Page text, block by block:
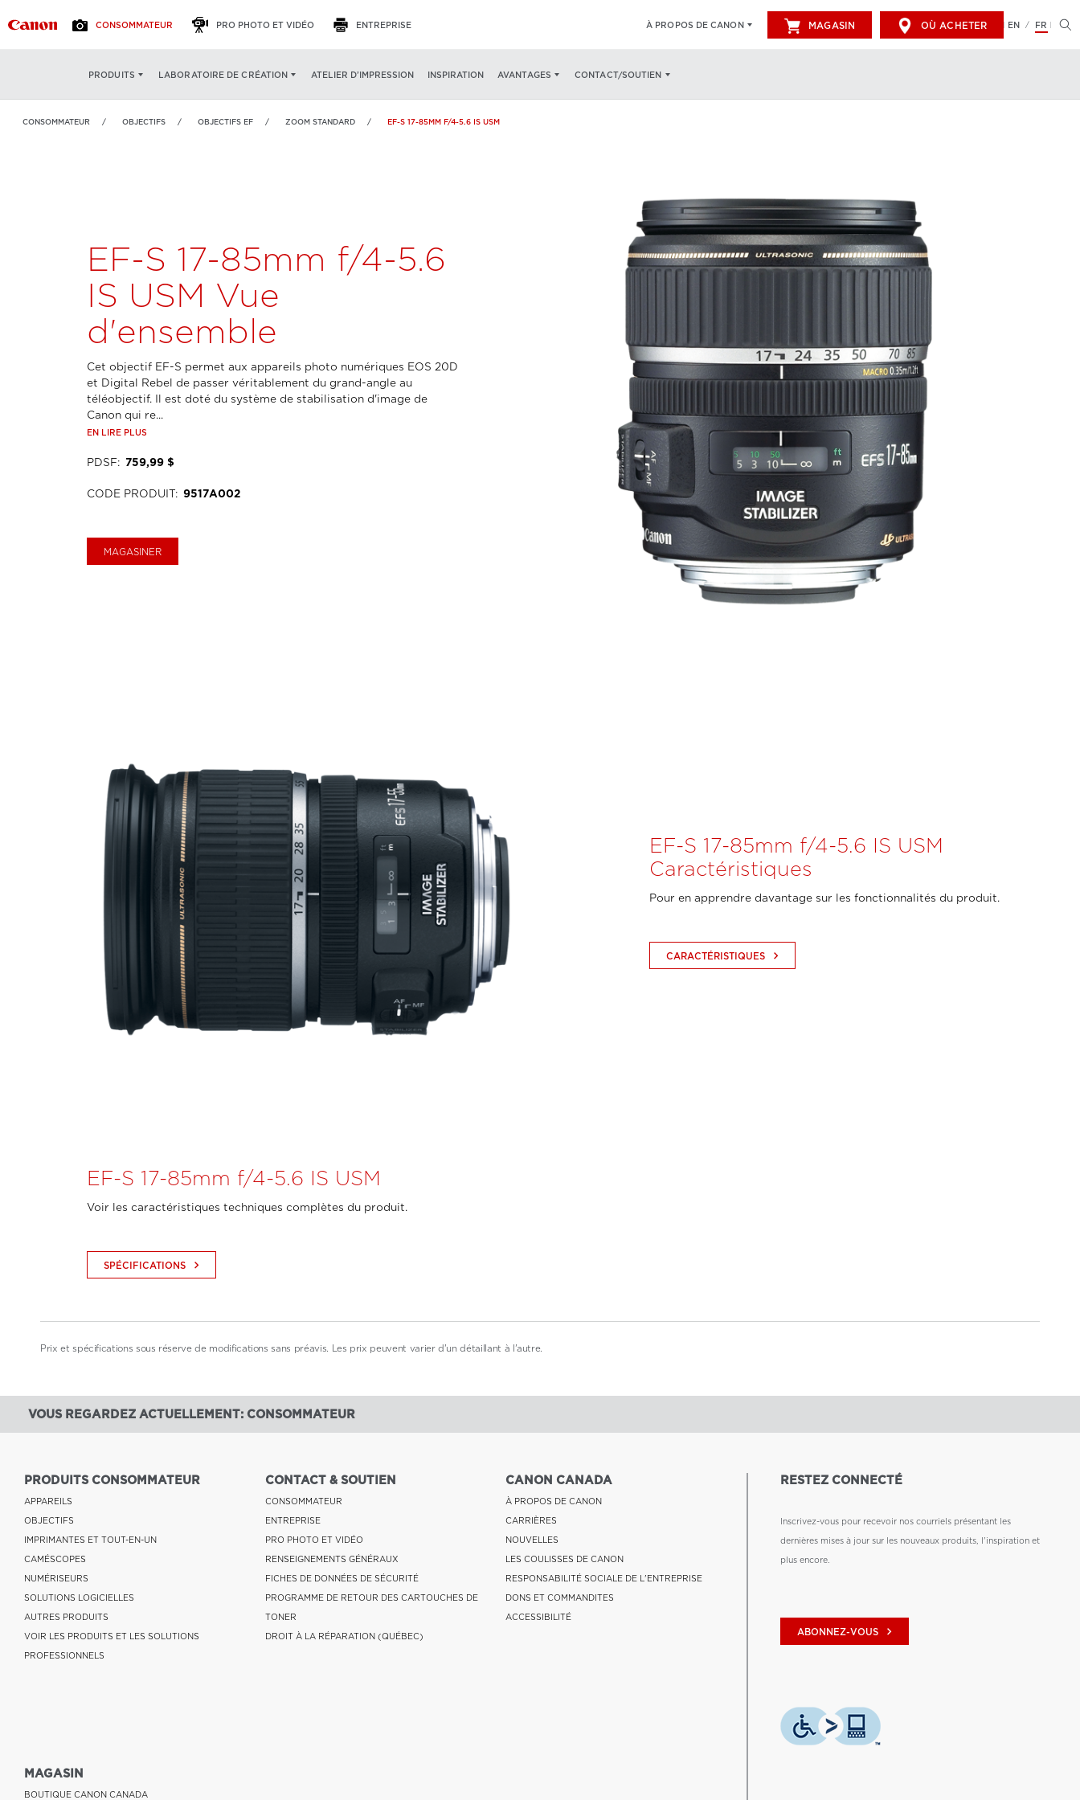
CONSOMMATEUR PRO PHOTO ET VIDÉO ENTREPRISE À PROPOS DE CANON MAGASIN OÙ ACHETER EN / FR
PRODUITS LABORATOIRE DE CRÉATION ATELIER D’IMPRESSION INSPIRATION AVANTAGES CONTACT/SOUTIEN
IS USM
VUE D'ENSEMBLE CARACTÉRISTIQUES SPÉCIFICATIONS
CONSOMMATEUR OBJECTIFS OBJECTIFS EF ZOOM STANDARD EF-S 17-85MM F/4-5.6 IS USM
EF-S 17-85mm f/4-5.6
IS USM Vue
d'ensemble
Cet objectif EF-S permet aux appareils photo numériques EOS 20D
et Digital Rebel de passer véritablement du grand-angle au
téléobjectif. Il est doté du système de stabilisation d'image de
Canon qui re...
EN LIRE PLUS
PDSF: 759,99 $
CODE PRODUIT: 9517A002
MAGASINER
EF-S 17-85mm f/4-5.6 IS USM
Caractéristiques
Pour en apprendre davantage sur les fonctionnalités du produit.
CARACTÉRISTIQUES keyboard_arrow_right
EF-S 17-85mm f/4-5.6 IS USM
Voir les caractéristiques techniques complètes du produit.
SPÉCIFICATIONS keyboard_arrow_right
Prix et spécifications sous réserve de modifications sans préavis. Les prix peuvent varier d'un détaillant à l'autre.
VOUS REGARDEZ ACTUELLEMENT: CONSOMMATEUR
PRODUITS CONSOMMATEUR
APPAREILS
OBJECTIFS
IMPRIMANTES ET TOUT-EN-UN
CAMÉSCOPES
NUMÉRISEURS
SOLUTIONS LOGICIELLES
AUTRES PRODUITS
VOIR LES PRODUITS ET LES SOLUTIONS
PROFESSIONNELS
CONTACT & SOUTIEN
CONSOMMATEUR
ENTREPRISE
PRO PHOTO ET VIDÉO
RENSEIGNEMENTS GÉNÉRAUX
FICHES DE DONNÉES DE SÉCURITÉ
PROGRAMME DE RETOUR DES CARTOUCHES DE
TONER
DROIT À LA RÉPARATION (QUÉBEC)
CANON CANADA
À PROPOS DE CANON
CARRIÈRES
NOUVELLES
LES COULISSES DE CANON
RESPONSABILITÉ SOCIALE DE L'ENTREPRISE
DONS ET COMMANDITES
ACCESSIBILITÉ
MAGASIN
BOUTIQUE CANON CANADA
RESTEZ CONNECTÉ
Inscrivez-vous pour recevoir nos courriels présentant les
dernières mises à jour sur les nouveaux produits, l'inspiration et
plus encore.
ABONNEZ-VOUS keyboard_arrow_right